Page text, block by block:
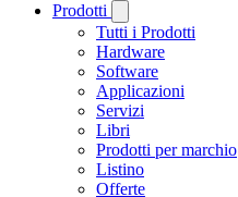
Prodotti
Tutti i Prodotti
Hardware
Software
Applicazioni
Servizi
Libri
Prodotti per marchio
Listino
Offerte